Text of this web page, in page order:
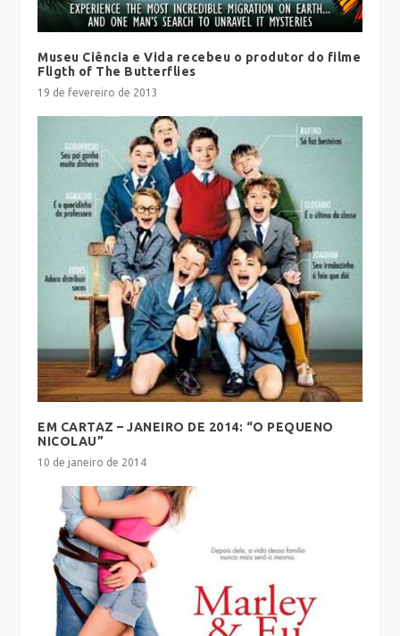
Museu Ciência e Vida recebeu o produtor do filme
Fligth of The Butterflies
19 de fevereiro de 2013
EM CARTAZ – JANEIRO DE 2014: “O PEQUENO
NICOLAU”
10 de janeiro de 2014